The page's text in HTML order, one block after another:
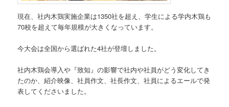
現在、社内木鶏実施企業は1350社を超え、学生による学内木鶏も
70校を超えて毎年規模が大きくなっています。
今大会は全国から選ばれた4社が登壇しました。
社内木鶏会導入や『致知』の影響で社内や社員がどう変化してき
たのか、紹介映像、社員作文、社長作文、社員によるエールで発
表してくださいました。